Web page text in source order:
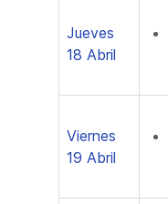
Jueves
18 Abril
Viernes
19 Abril